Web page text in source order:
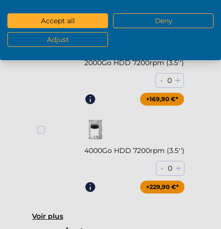
2000Go HDD 7200rpm (3.5'')
- 0 +
+169,90 €*
4000Go HDD 7200rpm (3.5'')
- 0 +
+229,90 €*
Voir plus
Accept all Deny
Adjust